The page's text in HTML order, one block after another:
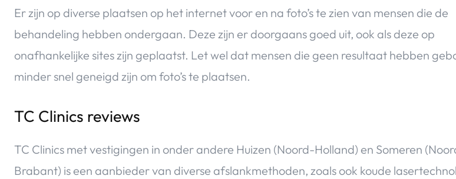
Er zijn op diverse plaatsen op het internet voor en na foto’s te zien van mensen die de
behandeling hebben ondergaan. Deze zijn er doorgaans goed uit, ook als deze op
onafhankelijke sites zijn geplaatst. Let wel dat mensen die geen resultaat hebben
minder snel geneigd zijn om foto’s te plaatsen.
TC Clinics reviews
TC Clinics met vestigingen in onder andere Huizen (Noord-Holland) en Someren
Brabant) is een aanbieder van diverse afslankmethoden, zoals ook koude